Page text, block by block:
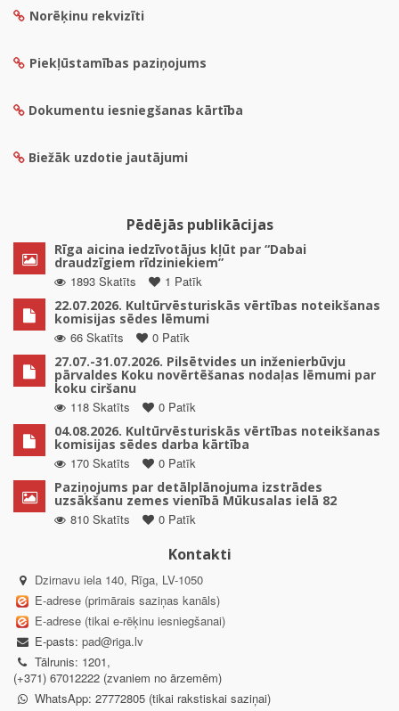
Norēķinu rekvizīti
Piekļūstamības paziņojums
Dokumentu iesniegšanas kārtība
Biežāk uzdotie jautājumi
Pēdējās publikācijas
Rīga aicina iedzīvotājus kļūt par “Dabai
draudzīgiem rīdziniekiem”
1893 Skatīts
1 Patīk
22.07.2026. Kultūrvēsturiskās vērtības noteikšanas
komisijas sēdes lēmumi
66 Skatīts
0 Patīk
27.07.-31.07.2026. Pilsētvides un inženierbūvju
pārvaldes Koku novērtēšanas nodaļas lēmumi par
koku ciršanu
118 Skatīts
0 Patīk
04.08.2026. Kultūrvēsturiskās vērtības noteikšanas
komisijas sēdes darba kārtība
170 Skatīts
0 Patīk
Paziņojums par detālplānojuma izstrādes
uzsākšanu zemes vienībā Mūkusalas ielā 82
810 Skatīts
0 Patīk
Kontakti
Dzirnavu iela 140, Rīga, LV-1050
E-adrese (primārais saziņas kanāls)
E-adrese (tikai e-rēķinu iesniegšanai)
E-pasts: pad@riga.lv
Tālrunis: 1201,
(+371) 67012222 (zvaniem no ārzemēm)
WhatsApp: 27772805 (tikai rakstiskai saziņai)